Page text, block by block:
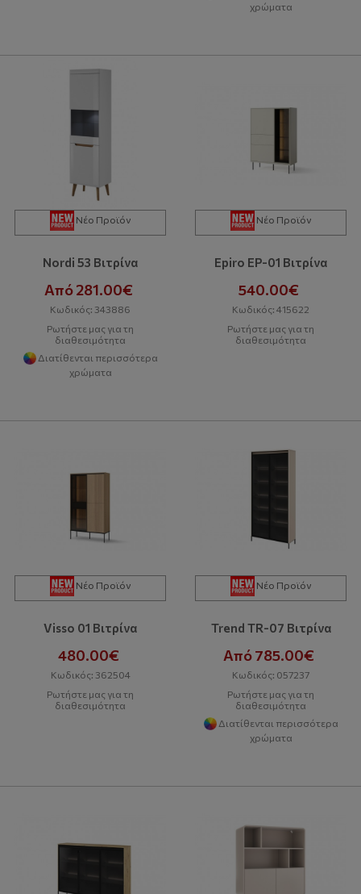
χρώματα
Νέο Προϊόν
Nordi 53 Βιτρίνα
Από 281.00€
Κωδικός: 343886
Ρωτήστε μας για τη
διαθεσιμότητα
Διατίθενται περισσότερα
χρώματα
Νέο Προϊόν
Epiro ΕP-01 Βιτρίνα
540.00€
Κωδικός: 415622
Ρωτήστε μας για τη
διαθεσιμότητα
Νέο Προϊόν
Visso 01 Βιτρίνα
480.00€
Κωδικός: 362504
Ρωτήστε μας για τη
διαθεσιμότητα
Νέο Προϊόν
Trend TR-07 Βιτρίνα
Από 785.00€
Κωδικός: 057237
Ρωτήστε μας για τη
διαθεσιμότητα
Διατίθενται περισσότερα
χρώματα